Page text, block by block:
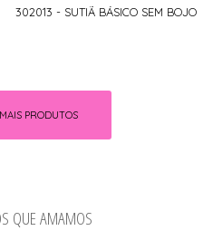
302013 - SUTIÃ BÁSICO SEM BOJO
PRODUTOS
QUE AMAMOS